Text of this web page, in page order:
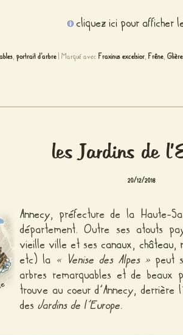
cliquez ici pour afficher
, portrait d'arbre Marqué avec Fraxinus excelsior, Frêne,
les Jardins de
20/12/2018
Annecy, préfecture de la Haute-
département. Outre ses atouts
vieille ville et sescanaux,château,
etc) la « Venise des Alpes » peut
arbres remarquables et de beaux
trouve au coeur d’Annecy,
des Jardins de l’Europe.